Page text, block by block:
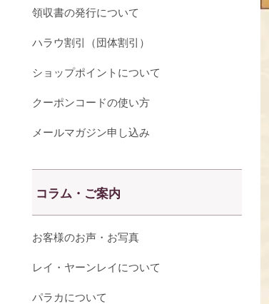
領収書の発行について
ハラウ割引（団体割引）
ショップポイントについて
クーポンコードの使い方
メールマガジン申し込み
コラム・ご案内
お客様のお声・お写真
レイ・ヤーンレイについて
パラカについて